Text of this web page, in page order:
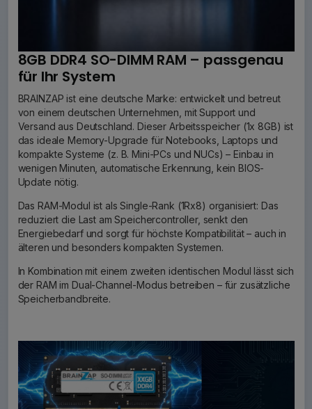
8GB DDR4 SO-DIMM RAM – passgenau
für Ihr System
BRAINZAP ist eine deutsche Marke: entwickelt und betreut
von einem deutschen Unternehmen, mit Support und
Versand aus Deutschland. Dieser Arbeitsspeicher (1x 8GB) ist
das ideale Memory-Upgrade für Notebooks, Laptops und
kompakte Systeme (z. B. Mini-PCs und NUCs) – Einbau in
wenigen Minuten, automatische Erkennung, kein BIOS-
Update nötig.
Das RAM-Modul ist als Single-Rank (1Rx8) organisiert: Das
reduziert die Last am Speichercontroller, senkt den
Energiebedarf und sorgt für höchste Kompatibilität – auch in
älteren und besonders kompakten Systemen.
In Kombination mit einem zweiten identischen Modul lässt sich
der RAM im Dual-Channel-Modus betreiben – für zusätzliche
Speicherbandbreite.